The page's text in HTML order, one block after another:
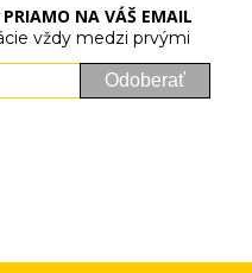
PRIAMO NA VÁŠ EMAIL
vždy medzi prvými
Odoberať